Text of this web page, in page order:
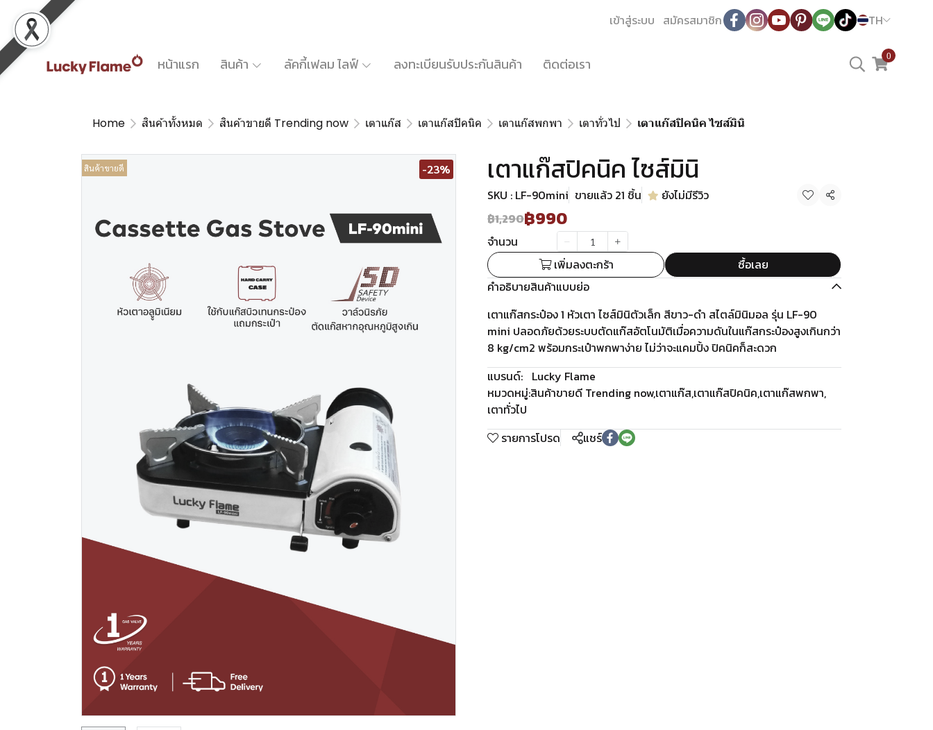
เข้าสู่ระบบ สมัครสมาชิก TH
หน้าแรก สินค้า ลัคกี้เฟลม ไลฟ์ ลงทะเบียนรับประกันสินค้า ติดต่อเรา 0
Home สินค้าทั้งหมด สินค้าขายดี Trending now เตาแก๊ส เตาแก๊สปิคนิค เตาแก๊สพกพา เตาทั่วไป เตาแก๊สปิคนิค ไซส์มินิ
สินค้าขายดี -23% เตาแก๊สปิคนิค ไซส์มินิ
SKU : LF-90mini ขายแล้ว 21 ชิ้น ยังไม่มีรีวิว
แชร์
฿1,290฿990
จำนวน
เพิ่มลงตะกร้า
ซื้อเลย
คำอธิบายสินค้าแบบย่อ
เตาแก๊สกระป๋อง 1 หัวเตา ไซส์มินิตัวเล็ก สีขาว-ดำ สไตล์มินิมอล รุ่น LF-90
mini ปลอดภัยด้วยระบบตัดแก๊สอัตโนมัติเมื่อความดันในแก๊สกระป๋องสูงเกินกว่า
8 kg/cm2 พร้อมกระเป๋าพกพาง่าย ไม่ว่าจะแคมปิ้ง ปิคนิคก็สะดวก
แบรนด์: Lucky Flame
หมวดหมู่:สินค้าขายดี Trending now,เตาแก๊ส,เตาแก๊สปิคนิค,เตาแก๊สพกพา,
เตาทั่วไป
รายการโปรด
แชร์